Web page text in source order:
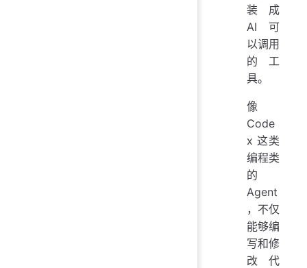
装成
AI 可
以调用
的工
具。
像
Code
x 这类
编程类
的
Agent
，不仅
能够编
写和修
改代